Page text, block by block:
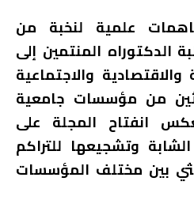
علمية لنخبة من
الدكتوراه المنتمين إلى
والاقتصادية والاجتماعية
من مؤسسات جامعية
انفتاح المجلة على
وتشجيعها للتراكم
بين مختلف المؤسسات